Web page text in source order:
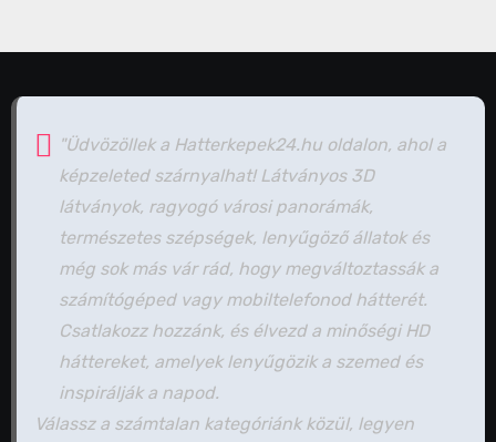
"Üdvözöllek a Hatterkepek24.hu oldalon, ahol a
képzeleted szárnyalhat! Látványos 3D
látványok, ragyogó városi panorámák,
természetes szépségek, lenyűgöző állatok és
még sok más vár rád, hogy megváltoztassák a
számítógéped vagy mobiltelefonod hátterét.
Csatlakozz hozzánk, és élvezd a minőségi HD
háttereket, amelyek lenyűgözik a szemed és
inspirálják a napod.
Válassz a számtalan kategóriánk közül, legyen